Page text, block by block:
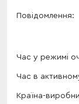
Повідомлення
Час у режимі
Час в
Країна-